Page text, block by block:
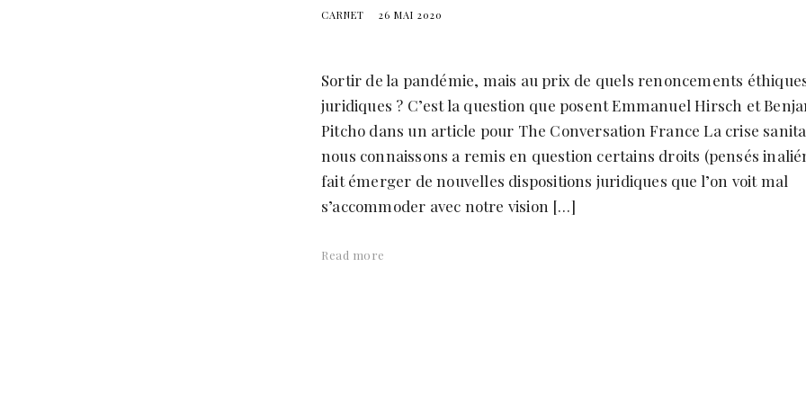
CARNET 26 MAI 2020
Sortir de la pandémie, mais au prix de quels renoncements
juridiques ? C’est la question que posent Emmanuel Hirsch et
Pitcho dans un article pour The Conversation France La crise
nous connaissons a remis en question certains droits (pensés
fait émerger de nouvelles dispositions juridiques que l’on voit mal
s’accommoder avec notre vision […]
Read more